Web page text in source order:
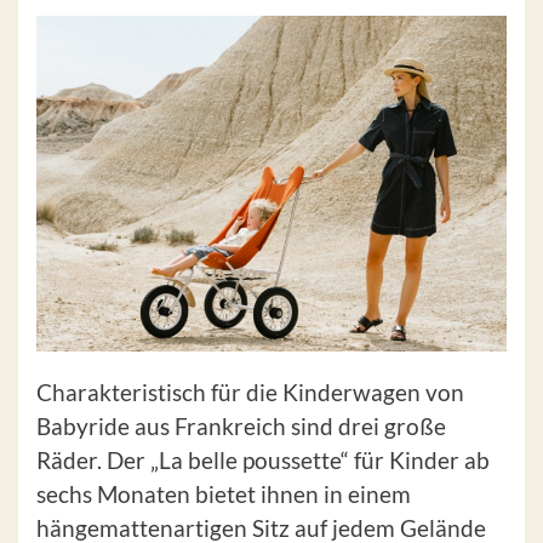
Charakteristisch für die Kinderwagen von
Babyride aus Frankreich sind drei große
Räder. Der „La belle poussette“ für Kinder ab
sechs Monaten bietet ihnen in einem
hängemattenartigen Sitz auf jedem Gelände